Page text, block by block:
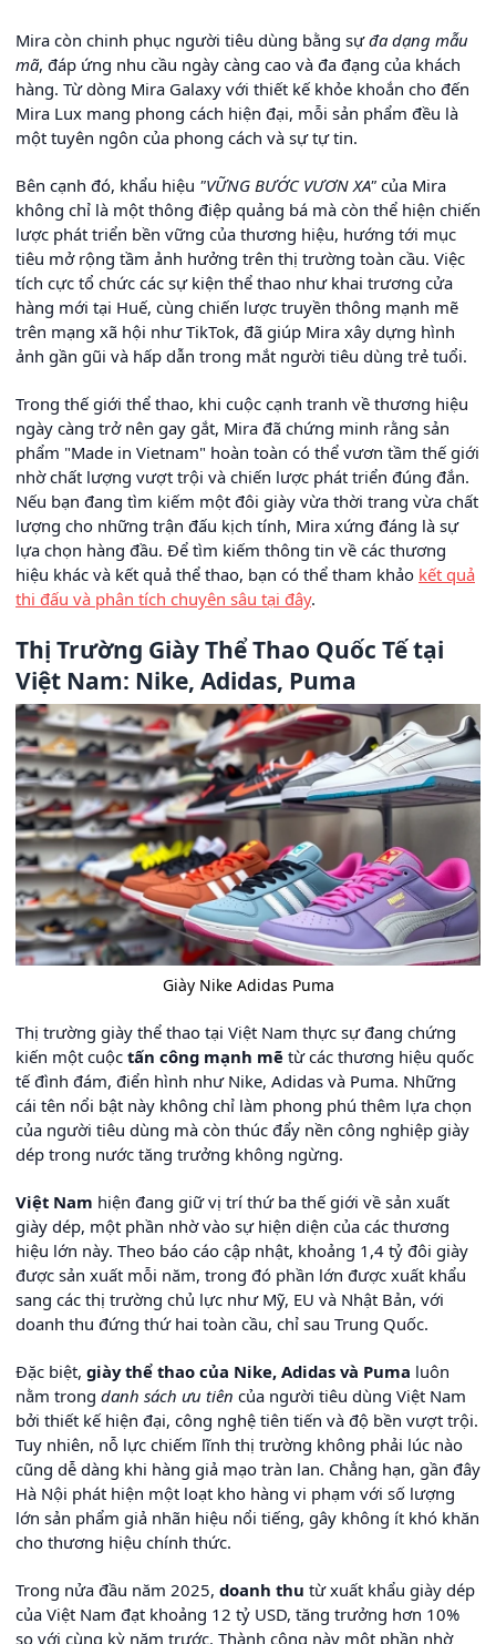
Mira còn chinh phục người tiêu dùng bằng sựđa dạng mẫu
mã, đáp ứng nhu cầu ngày càng cao và đa đạng của khách
hàng. Từ dòng Mira Galaxy với thiết kế khỏe khoắn cho đến
Mira Lux mang phong cách hiện đại, mỗi sản phẩm đều là
một tuyên ngôn của phong cách và sự tự tin.
Bên cạnh đó, khẩu hiệu "VỮNG BƯỚC VƯƠN XA" của Mira
không chỉ là một thông điệp quảng bá mà còn thể hiện chiến
lược phát triển bền vững của thương hiệu, hướng tới mục
tiêu mở rộng tầm ảnh hưởng trên thị trường toàn cầu. Việc
tích cực tổ chức các sự kiện thể thao như khai trương cửa
hàng mới tại Huế, cùng chiến lược truyền thông mạnh mẽ
trên mạng xã hội như TikTok, đã giúp Mira xây dựng hình
ảnh gần gũi và hấp dẫn trong mắt người tiêu dùng trẻ tuổi.
Trong thế giới thể thao, khi cuộc cạnh tranh về thương hiệu
ngày càng trở nên gay gắt, Mira đã chứng minh rằng sản
phẩm "Made in Vietnam" hoàn toàn có thể vươn tầm thế giới
nhờ chất lượng vượt trội và chiến lược phát triển đúng đắn.
Nếu bạn đang tìm kiếm một đôi giày vừa thời trang vừa chất
lượng cho những trận đấu kịch tính, Mira xứng đáng là sự
lựa chọn hàng đầu. Để tìm kiếm thông tin về các thương
hiệu khác và kết quả thể thao, bạn có thể tham khảo kết quả
thi đấu và phân tích chuyên sâu tại đây.
Thị Trường Giày Thể Thao Quốc Tế tại
Việt Nam: Nike, Adidas, Puma
Giày Nike Adidas Puma
Thị trường giày thể thao tại Việt Nam thực sự đang chứng
kiến một cuộc tấn công mạnh mẽ từ các thương hiệu quốc
tế đình đám, điển hình như Nike, Adidas và Puma. Những
cái tên nổi bật này không chỉ làm phong phú thêm lựa chọn
của người tiêu dùng mà còn thúc đẩy nền công nghiệp giày
dép trong nước tăng trưởng không ngừng.
Việt Nam hiện đang giữ vị trí thứ ba thế giới về sản xuất
giày dép, một phần nhờ vào sự hiện diện của các thương
hiệu lớn này. Theo báo cáo cập nhật, khoảng 1,4 tỷ đôi giày
được sản xuất mỗi năm, trong đó phần lớn được xuất khẩu
sang các thị trường chủ lực như Mỹ, EU và Nhật Bản, với
doanh thu đứng thứ hai toàn cầu, chỉ sau Trung Quốc.
Đặc biệt, giày thể thao của Nike, Adidas và Puma luôn
nằm trong danh sách ưu tiên của người tiêu dùng Việt Nam
bởi thiết kế hiện đại, công nghệ tiên tiến và độ bền vượt trội.
Tuy nhiên, nỗ lực chiếm lĩnh thị trường không phải lúc nào
cũng dễ dàng khi hàng giả mạo tràn lan. Chẳng hạn, gần đây
Hà Nội phát hiện một loạt kho hàng vi phạm với số lượng
lớn sản phẩm giả nhãn hiệu nổi tiếng, gây không ít khó khăn
cho thương hiệu chính thức.
Trong nửa đầu năm 2025, doanh thu từ xuất khẩu giày dép
của Việt Nam đạt khoảng 12 tỷ USD, tăng trưởng hơn 10%
so với cùng kỳ năm trước. Thành công này một phần nhờ